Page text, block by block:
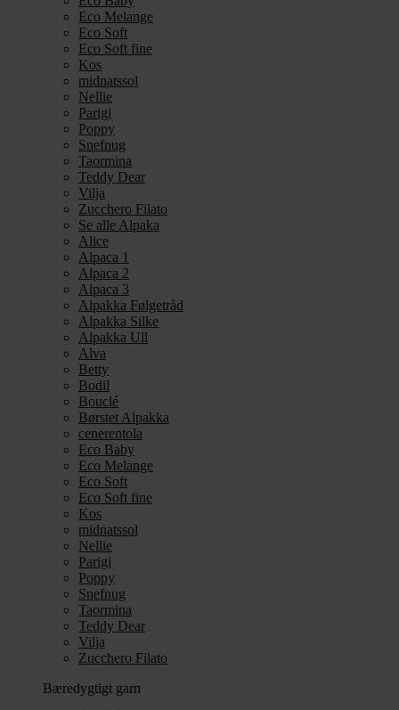
Eco Melange
Eco Soft
Eco Soft fine
Kos
midnatssol
Nellie
Parigi
Poppy
Snefnug
Taormina
Teddy Dear
Vilja
Zucchero Filato
Se alle Alpaka
Alice
Alpaca 1
Alpaca 2
Alpaca 3
Alpakka Følgetråd
Alpakka Silke
Alpakka Ull
Alva
Betty
Bodil
Bouclé
Børstet Alpakka
cenerentola
Eco Baby
Eco Melange
Eco Soft
Eco Soft fine
Kos
midnatssol
Nellie
Parigi
Poppy
Snefnug
Taormina
Teddy Dear
Vilja
Zucchero Filato
Bæredygtigt garn